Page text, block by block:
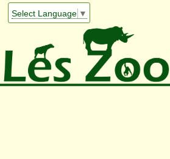
Select Language ▼